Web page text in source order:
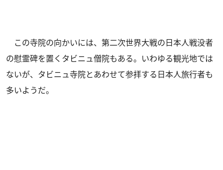
この寺院の向かいには、第二次世界大戦の日本人戦没者
の慰霊碑を置くタビニュ僧院もある。いわゆる観光地では
ないが、タビニュ寺院とあわせて参拝する日本人旅行者も
多いようだ。